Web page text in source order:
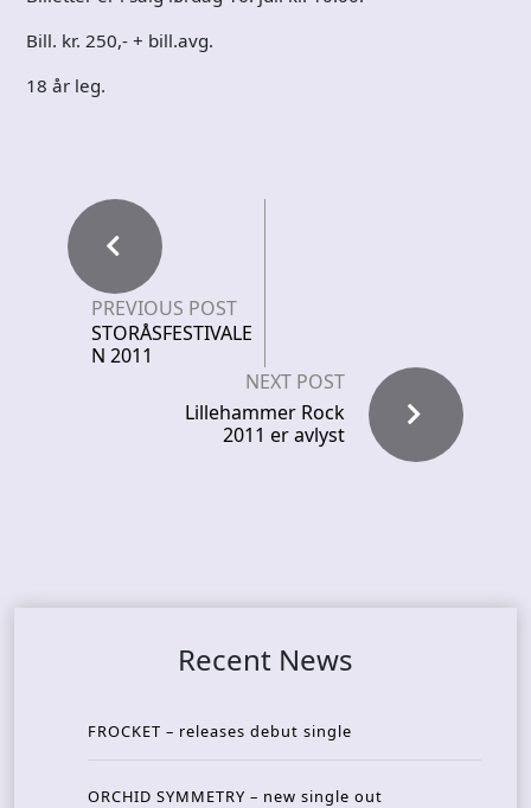
Bill. kr. 250,- + bill.avg.
18 år leg.
PREVIOUS POST
STORÅSFESTIVALE
N 2011
NEXT POST
Lillehammer Rock
2011 er avlyst
Recent News
FROCKET – releases debut single
ORCHID SYMMETRY – new single out